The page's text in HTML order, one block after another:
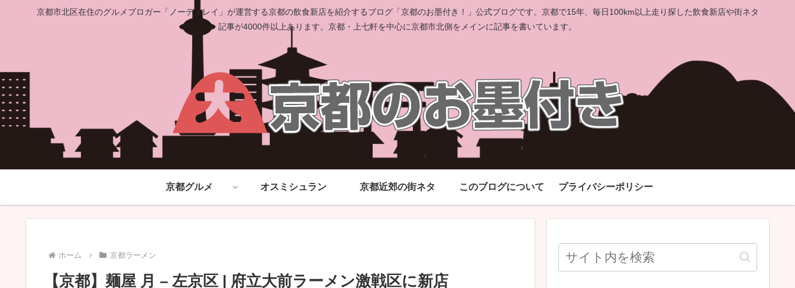
京都市北区在住のグルメブロガー「ノーディレイ」が運営する京都の飲食新店を紹介するブログ「京都のお墨付き！」公式ブログです。京都で15年、毎日100km以上走り探した飲食新店や街ネタ
記事が4000件以上あります。京都・上七軒を中心に京都市北側をメインに記事を書いています。
京都グルメ オスミシュラン 京都近郊の街ネタ このブログについて プライバシーポリシー
ホーム 京都ラーメン
【京都】麺屋 月 – 左京区 | 府立大前ラーメン激戦区に新店